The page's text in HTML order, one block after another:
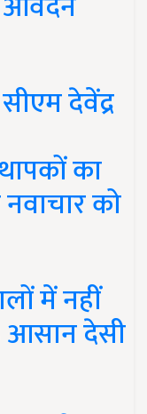
देवेंद्र
का
को
में नहीं
आसान देसी